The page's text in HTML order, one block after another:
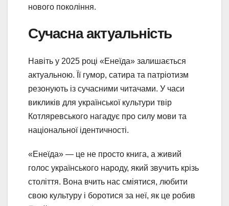
нового покоління.
Сучасна актуальність
Навіть у 2025 році «Енеїда» залишається
актуальною. Її гумор, сатира та патріотизм
резонують із сучасними читачами. У часи
викликів для української культури твір
Котляревського нагадує про силу мови та
національної ідентичності.
«Енеїда» — це не просто книга, а живий
голос українського народу, який звучить крізь
століття. Вона вчить нас сміятися, любити
свою культуру і боротися за неї, як це робив